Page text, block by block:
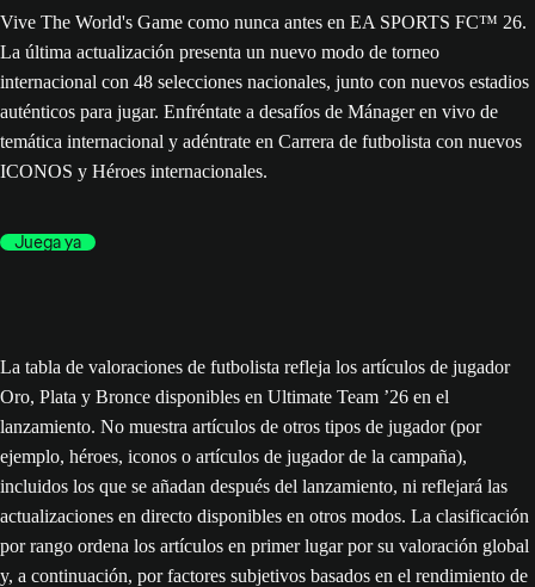
Vive The World's Game como nunca antes en EA SPORTS FC™ 26.
La última actualización presenta un nuevo modo de torneo
internacional con 48 selecciones nacionales, junto con nuevos estadios
auténticos para jugar. Enfréntate a desafíos de Mánager en vivo de
temática internacional y adéntrate en Carrera de futbolista con nuevos
ICONOS y Héroes internacionales.
Juega ya
La tabla de valoraciones de futbolista refleja los artículos de jugador
Oro, Plata y Bronce disponibles en Ultimate Team ’26 en el
lanzamiento. No muestra artículos de otros tipos de jugador (por
ejemplo, héroes, iconos o artículos de jugador de la campaña),
incluidos los que se añadan después del lanzamiento, ni reflejará las
actualizaciones en directo disponibles en otros modos. La clasificación
por rango ordena los artículos en primer lugar por su valoración global
y, a continuación, por factores subjetivos basados en el rendimiento de